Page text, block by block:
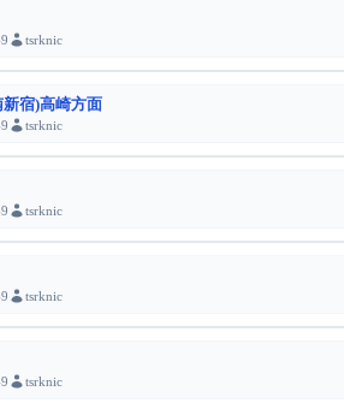
tsrknic
宿)高崎方面
tsrknic
tsrknic
tsrknic
tsrknic